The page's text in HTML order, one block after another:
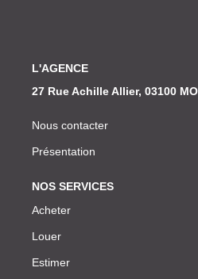
L'AGENCE
27 Rue Achille Allier, 03100
Nous contacter
Présentation
NOS SERVICES
Acheter
Louer
Estimer